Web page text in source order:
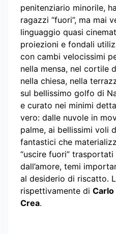
penitenziario minorile,
ragazzi “fuori”, ma mai
linguaggio quasi
proiezioni e fondali
con cambi velocissimi
nella mensa, nel cortile
nella chiesa, nella
sul bellissimo golfo di
e curato nei minimi
vero: dalle nuvole in
palme, ai bellissimi voli
fantastici che
“uscire fuori”
dall’amore, temi
al desiderio di riscatto.
rispettivamente di Carlo
Crea.